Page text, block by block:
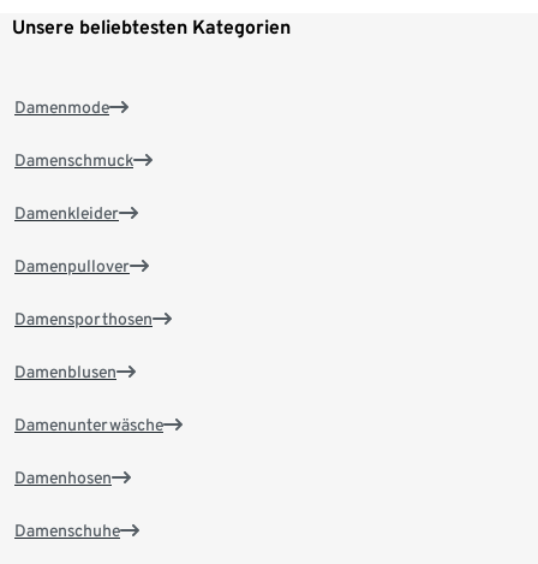
Unsere beliebtesten Kategorien
Damenmode
Damenschmuck
Damenkleider
Damenpullover
Damensporthosen
Damenblusen
Damenunterwäsche
Damenhosen
Damenschuhe